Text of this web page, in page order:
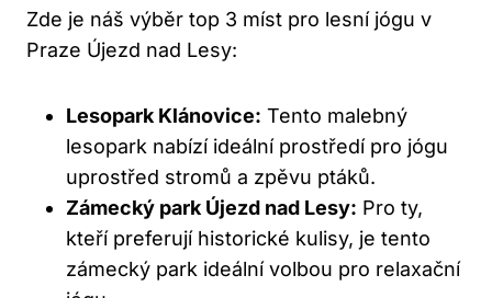
Zde je náš výběr top 3 míst pro lesní jógu v
Praze Újezd nad Lesy:
Lesopark Klánovice: Tento malebný
lesopark nabízí ideální prostředí pro jógu
uprostřed stromů a zpěvu ptáků.
Zámecký park Újezd nad Lesy: Pro ty,
kteří preferují historické kulisy, je tento
zámecký park ideální volbou pro relaxační